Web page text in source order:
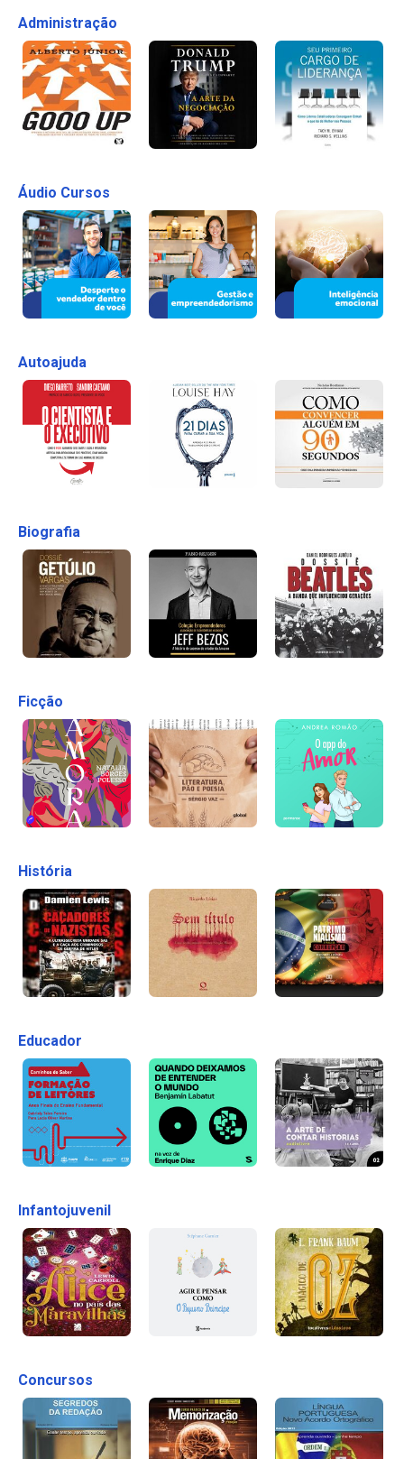
Administração
Áudio Cursos
Autoajuda
Biografia
Ficção
História
Educador
Infantojuvenil
Concursos